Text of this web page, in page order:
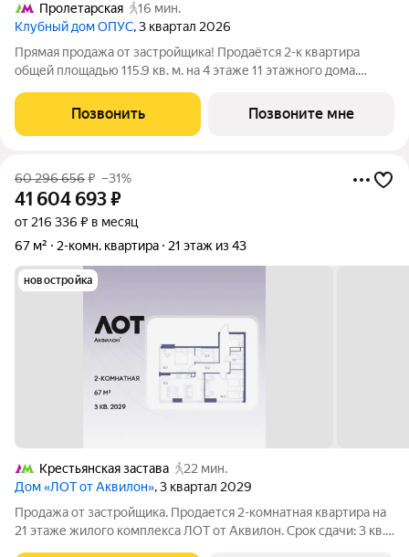
Пролетарская
16 мин.
Клубный дом ОПУС, 3 квартал 2026
Прямая продажа от застройщика! Продаётся 2-к квартира
общей площадью 115.9 кв. м. на 4 этаже 11 этажного дома.
Кремля, проект премиум-класса от девелопера PIONEER с
архитектурной концепцией от
Позвонить Позвоните мне
60 296 656₽ –31%
41 604 693₽
от 216 336 ₽ в месяц
67 м²
2-комн. квартира 21 этаж из 43
новостройка
Крестьянская застава
22 мин.
Дом «ЛОТ от Аквилон», 3 квартал 2029
Продажа от застройщика. Продается 2-комнатная квартира на
21 этаже жилого комплекса ЛОТ от Аквилон. Срок сдачи: 3 кв.